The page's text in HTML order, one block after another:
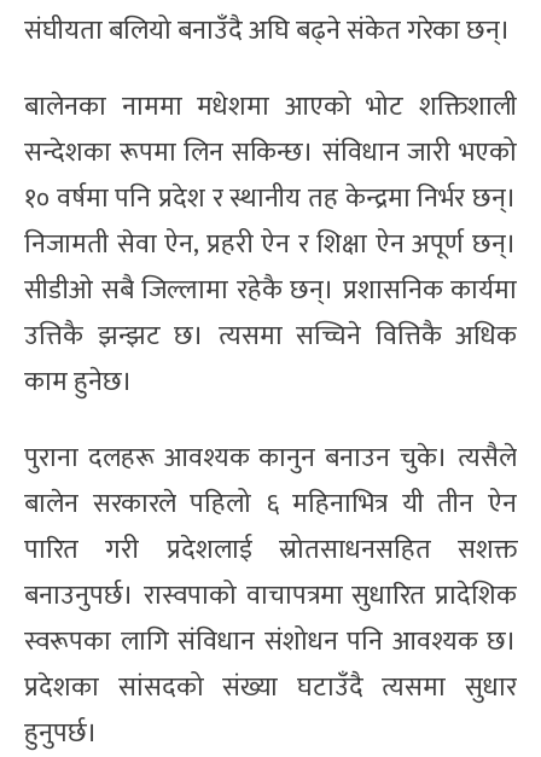
संघीयता बलियो बनाउँदै अघि बढ्ने संकेत गरेका छन्।
बालेनका नाममा मधेशमा आएको भोट शक्तिशाली
सन्देशका रूपमा लिन सकिन्छ। संविधान जारी भएको
१० वर्षमा पनि प्रदेश र स्थानीय तह केन्द्रमा निर्भर छन्।
निजामती सेवा ऐन, प्रहरी ऐन र शिक्षा ऐन अपूर्ण छन्।
सीडीओ सबै जिल्लामा रहेकै छन्। प्रशासनिक कार्यमा
उत्तिकै झन्झट छ। त्यसमा सच्चिने वित्तिकै अधिक
काम हुनेछ।
पुराना दलहरू आवश्यक कानुन बनाउन चुके। त्यसैले
बालेन सरकारले पहिलो ६ महिनाभित्र यी तीन ऐन
पारित गरी प्रदेशलाई स्रोतसाधनसहित सशक्त
बनाउनुपर्छ। रास्वपाको वाचापत्रमा सुधारित प्रादेशिक
स्वरूपका लागि संविधान संशोधन पनि आवश्यक छ।
प्रदेशका सांसदको संख्या घटाउँदै त्यसमा सुधार
हुनुपर्छ।